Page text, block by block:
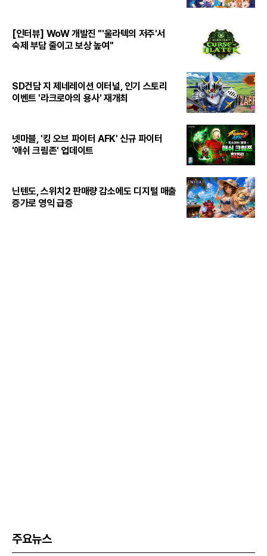
[인터뷰] WoW 개발진 "'울라텍의 저주'서
숙제 부담 줄이고 보상 높여"
SD건담 지 제네레이션 이터널, 인기 스토리
이벤트 '라크로아의 용사' 재개최
넷마블, '킹 오브 파이터 AFK' 신규 파이터
'애쉬 크림존' 업데이트
닌텐도, 스위치2 판매량 감소에도 디지털 매출
증가로 영익 급증
주요뉴스